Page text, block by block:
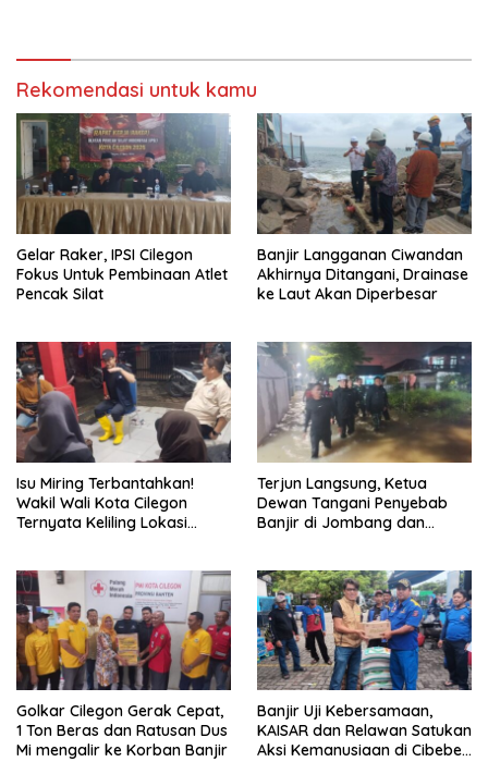
Rekomendasi untuk kamu
Gelar Raker, IPSI Cilegon
Fokus Untuk Pembinaan Atlet
Pencak Silat
Banjir Langganan Ciwandan
Akhirnya Ditangani, Drainase
ke Laut Akan Diperbesar
Isu Miring Terbantahkan!
Wakil Wali Kota Cilegon
Ternyata Keliling Lokasi
Terjun Langsung, Ketua
Dewan Tangani Penyebab
Banjir di Jombang dan
Golkar Cilegon Gerak Cepat,
1 Ton Beras dan Ratusan Dus
Mi mengalir ke Korban Banjir
Banjir Uji Kebersamaan,
KAISAR dan Relawan Satukan
Aksi Kemanusiaan di Cibeber